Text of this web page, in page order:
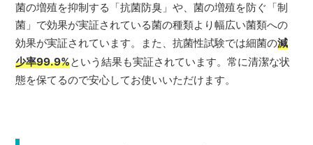
菌の増殖を抑制する「抗菌防臭」や、菌の増殖を防ぐ「制
菌」で効果が実証されている菌の種類より幅広い菌類への
効果が実証されています。また、抗菌性試験では細菌の減
少率99.9%という結果も実証されています。常に清潔な状
態を保てるので安心してお使いいただけます。